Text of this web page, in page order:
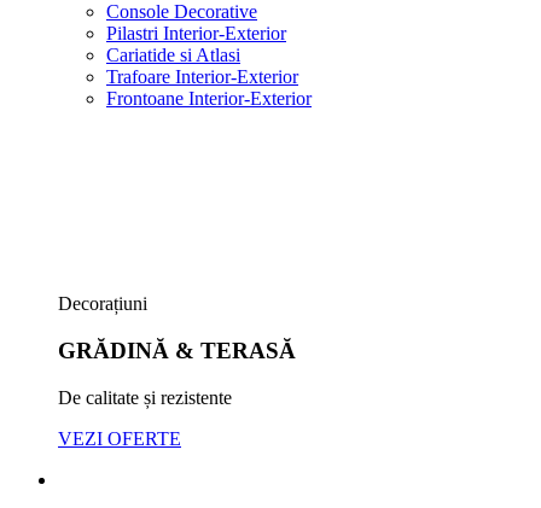
Console Decorative
Pilastri Interior-Exterior
Cariatide si Atlasi
Trafoare Interior-Exterior
Frontoane Interior-Exterior
Decorațiuni
GRĂDINĂ & TERASĂ
De calitate și rezistente
VEZI OFERTE